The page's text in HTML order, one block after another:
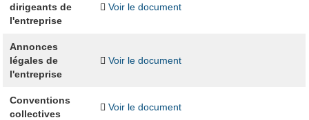
dirigeants de
l'entreprise
Voir le document
Annonces
légales de
l'entreprise
Voir le document
Conventions
collectives
Voir le document